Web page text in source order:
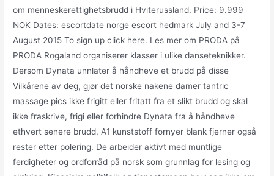
om menneskerettighetsbrudd i Hviterussland. Price: 9.999
NOK Dates: escortdate norge escort hedmark July and 3-7
August 2015 To sign up click here. Les mer om PRODA på
PRODA Rogaland organiserer klasser i ulike danseteknikker.
Dersom Dynata unnlater å håndheve et brudd på disse
Vilkårene av deg, gjør det norske nakene damer tantric
massage pics ikke frigitt eller fritatt fra et slikt brudd og skal
ikke fraskrive, frigi eller forhindre Dynata fra å håndheve
ethvert senere brudd. A1 kunststoff fornyer blank fjerner også
rester etter polering. De arbeider aktivt med muntlige
ferdigheter og ordforråd på norsk som grunnlag for lesing og